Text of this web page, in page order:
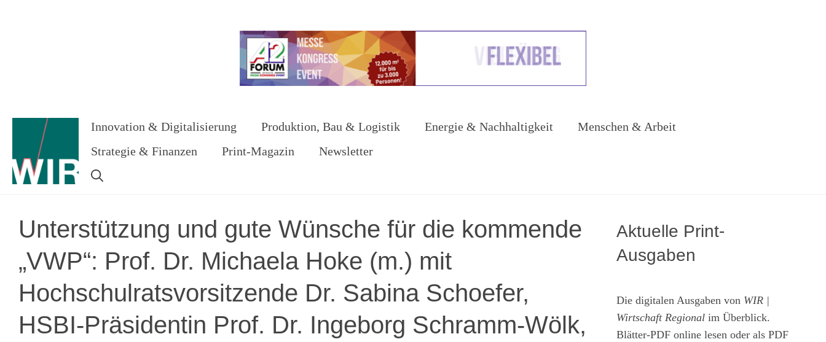
Innovation & Digitalisierung Produktion, Bau & Logistik Energie & Nachhaltigkeit
Menschen & Arbeit
Strategie & Finanzen
Print-Magazin Newsletter
Unterstützung und gute Wünsche für die kommende
„VWP“: Prof. Dr. Michaela Hoke (m.) mit
Hochschulratsvorsitzende Dr. Sabina Schoefer,
HSBI-Präsidentin Prof. Dr. Ingeborg Schramm-Wölk,
Aktuelle Print-
Ausgaben
Die digitalen Ausgaben von WIR |
Wirtschaft Regional im Überblick.
Blätter-PDF online lesen oder als PDF